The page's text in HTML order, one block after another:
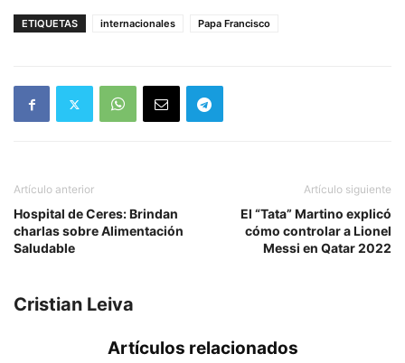
ETIQUETAS internacionales Papa Francisco
Artículo anterior
Hospital de Ceres: Brindan
charlas sobre Alimentación
Saludable
Artículo siguiente
El “Tata” Martino explicó
cómo controlar a Lionel
Messi en Qatar 2022
Cristian Leiva
Artículos relacionados